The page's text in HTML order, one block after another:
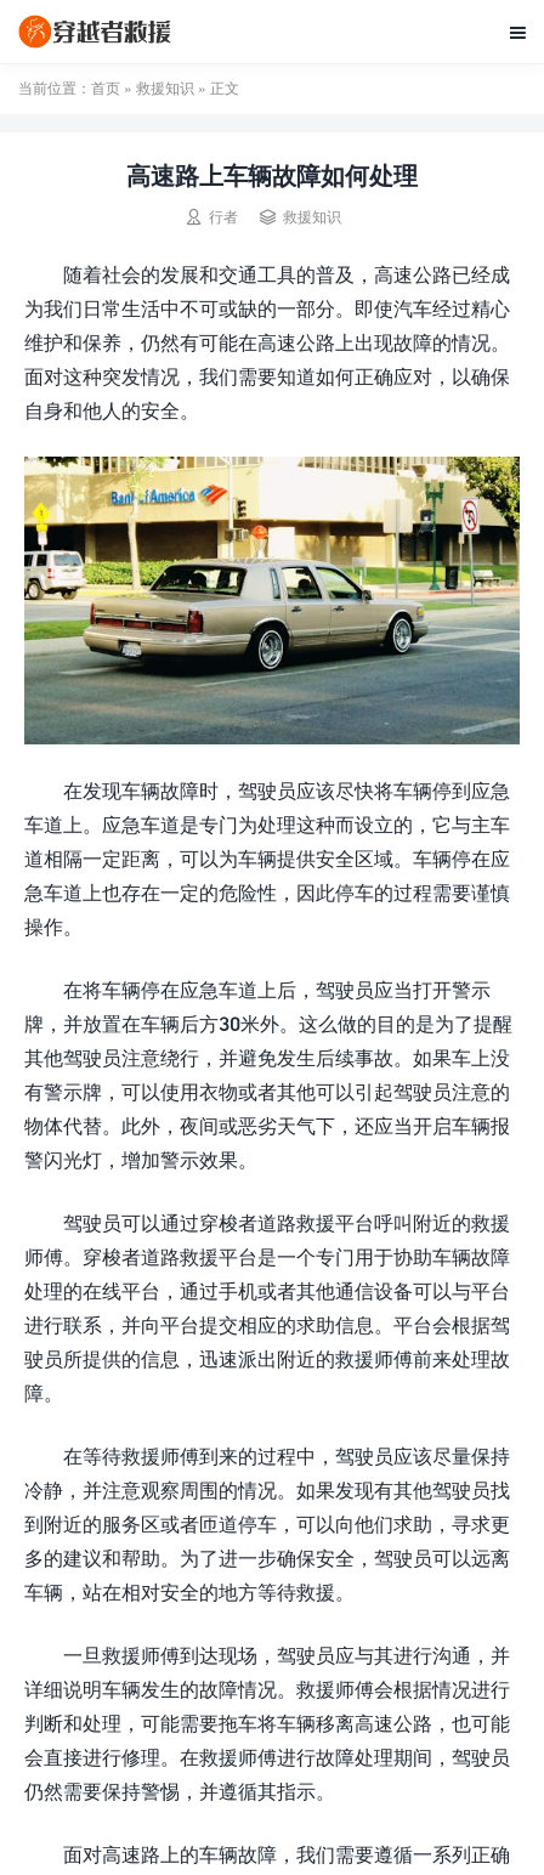

当前位置： 首页 » 救援知识 » 正文
高速路上车辆故障如何处理
 行者  救援知识
随着社会的发展和交通工具的普及，高速公路已经成
为我们日常生活中不可或缺的一部分。即使汽车经过精心
维护和保养，仍然有可能在高速公路上出现故障的情况。
面对这种突发情况，我们需要知道如何正确应对，以确保
自身和他人的安全。
在发现车辆故障时，驾驶员应该尽快将车辆停到应急
车道上。应急车道是专门为处理这种而设立的，它与主车
道相隔一定距离，可以为车辆提供安全区域。车辆停在应
急车道上也存在一定的危险性，因此停车的过程需要谨慎
操作。
在将车辆停在应急车道上后，驾驶员应当打开警示
牌，并放置在车辆后方30米外。这么做的目的是为了提醒
其他驾驶员注意绕行，并避免发生后续事故。如果车上没
有警示牌，可以使用衣物或者其他可以引起驾驶员注意的
物体代替。此外，夜间或恶劣天气下，还应当开启车辆报
警闪光灯，增加警示效果。
驾驶员可以通过穿梭者道路救援平台呼叫附近的救援
师傅。穿梭者道路救援平台是一个专门用于协助车辆故障
处理的在线平台，通过手机或者其他通信设备可以与平台
进行联系，并向平台提交相应的求助信息。平台会根据驾
驶员所提供的信息，迅速派出附近的救援师傅前来处理故
障。
在等待救援师傅到来的过程中，驾驶员应该尽量保持
冷静，并注意观察周围的情况。如果发现有其他驾驶员找
到附近的服务区或者匝道停车，可以向他们求助，寻求更
多的建议和帮助。为了进一步确保安全，驾驶员可以远离
车辆，站在相对安全的地方等待救援。
一旦救援师傅到达现场，驾驶员应与其进行沟通，并
详细说明车辆发生的故障情况。救援师傅会根据情况进行
判断和处理，可能需要拖车将车辆移离高速公路，也可能
会直接进行修理。在救援师傅进行故障处理期间，驾驶员
仍然需要保持警惕，并遵循其指示。
面对高速路上的车辆故障，我们需要遵循一系列正确